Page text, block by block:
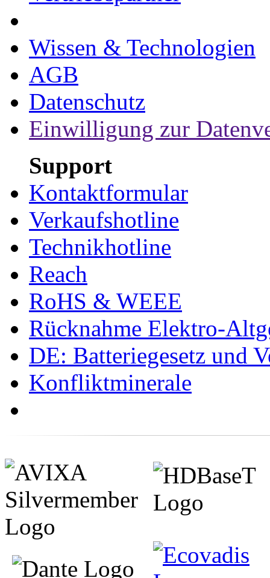
Wissen & Technologien
AGB
Datenschutz
Einwilligung zur
Support
Kontaktformular
Verkaufshotline
Technikhotline
Reach
RoHS & WEEE
Rücknahme Elektro-
DE: Batteriegesetz und
Konfliktminerale